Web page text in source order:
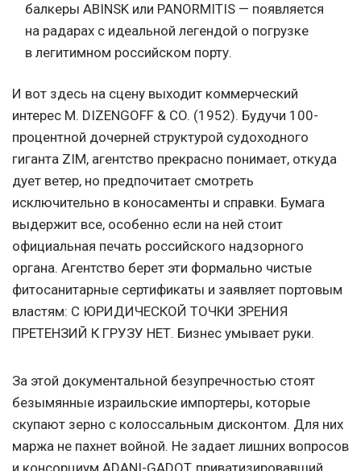
балкеры ABINSK или PANORMITIS — появляется
на радарах с идеальной легендой о погрузке
в легитимном российском порту.
И вот здесь на сцену выходит коммерческий
интерес M. DIZENGOFF & CO. (1952). Будучи 100-
процентной дочерней структурой судоходного
гиганта ZIM, агентство прекрасно понимает, откуда
дует ветер, но предпочитает смотреть
исключительно в коносаменты и справки. Бумага
выдержит все, особенно если на ней стоит
официальная печать российского надзорного
органа. Агентство берет эти формально чистые
фитосанитарные сертификаты и заявляет портовым
властям: С ЮРИДИЧЕСКОЙ ТОЧКИ ЗРЕНИЯ
ПРЕТЕНЗИЙ К ГРУЗУ НЕТ. Бизнес умывает руки.
За этой документальной безупречностью стоят
безымянные израильские импортеры, которые
скупают зерно с колоссальным дисконтом. Для них
маржа не пахнет войной. Не задает лишних вопросов